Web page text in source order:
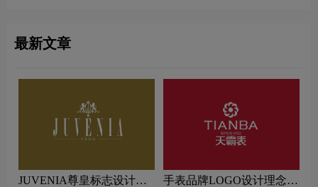
最新文章
JUVENIA尊皇标志设计含
手表品牌LOGO设计理念解